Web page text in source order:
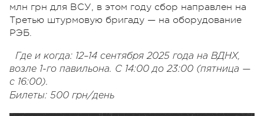
млн грн для ВСУ, в этом году сбор направлен на
Третью штурмовую бригаду — на оборудование
РЭБ.
Где и когда: 12–14 сентября 2025 года на ВДНХ,
возле 1-го павильона. С 14:00 до 23:00 (пятница —
с 16:00).
Билеты: 500 грн/день